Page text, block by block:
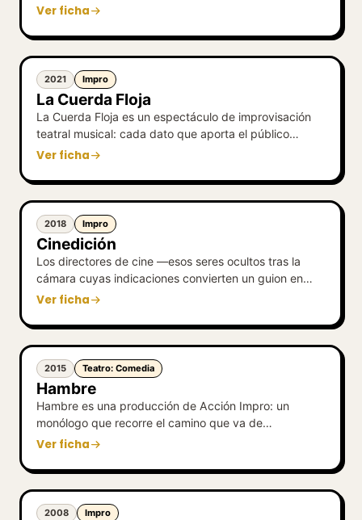
Ver ficha
2021 Impro
La Cuerda Floja
La Cuerda Floja es un espectáculo de improvisación
teatral musical: cada dato que aporta el público…
Ver ficha
2018 Impro
Cinedición
Los directores de cine —esos seres ocultos tras la
cámara cuyas indicaciones convierten un guion en…
Ver ficha
2015 Teatro: Comedia
Hambre
Hambre es una producción de Acción Impro: un
monólogo que recorre el camino que va de…
Ver ficha
2008 Impro